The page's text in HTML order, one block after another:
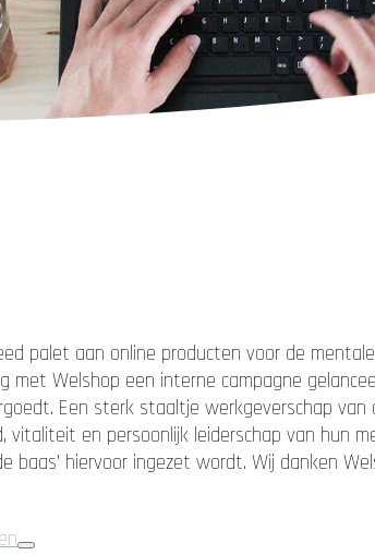
palet aan online producten voor de
met Welshop een interne campagne
Een sterk staaltje werkgeverschap
en persoonlijk leiderschap van hun
hiervoor ingezet wordt. Wij danken